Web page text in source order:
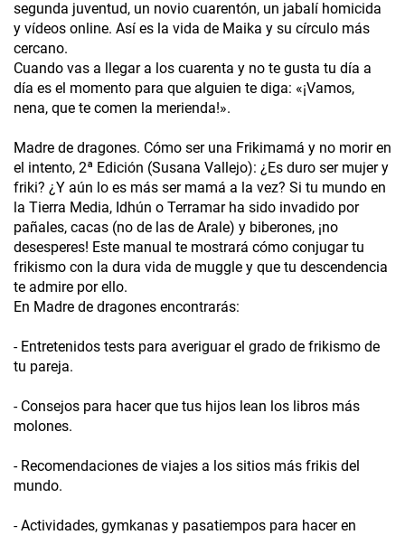
segunda juventud, un novio cuarentón, un jabalí homicida
y vídeos online. Así es la vida de Maika y su círculo más
cercano.
Cuando vas a llegar a los cuarenta y no te gusta tu día a
día es el momento para que alguien te diga: «¡Vamos,
nena, que te comen la merienda!».
Madre de dragones. Cómo ser una Frikimamá y no morir en
el intento, 2ª Edición (Susana Vallejo): ¿Es duro ser mujer y
friki? ¿Y aún lo es más ser mamá a la vez? Si tu mundo en
la Tierra Media, Idhún o Terramar ha sido invadido por
pañales, cacas (no de las de Arale) y biberones, ¡no
desesperes! Este manual te mostrará cómo conjugar tu
frikismo con la dura vida de muggle y que tu descendencia
te admire por ello.
En Madre de dragones encontrarás:
- Entretenidos tests para averiguar el grado de frikismo de
tu pareja.
- Consejos para hacer que tus hijos lean los libros más
molones.
- Recomendaciones de viajes a los sitios más frikis del
mundo.
- Actividades, gymkanas y pasatiempos para hacer en